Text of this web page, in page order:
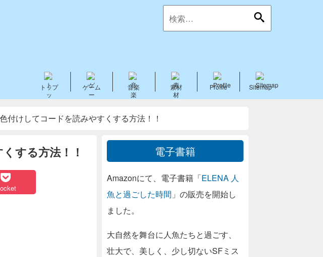
トップ ゲーム 音楽 素材 Profile Sitemap
付けしてコードを読みやすくする方法！！
する方法！！ 電子書籍
Amazonにて、電子書籍「ELENA 人
魚と過ごした時間 」の販売を開始し
ました。
大自然を舞台に人魚たちと過ごす、
壮大で、美しく、少し切ないSFミス